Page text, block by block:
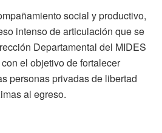
social y productivo,
intenso de articulación que se
Departamental del MIDES
el objetivo de fortalecer
personas privadas de libertad
al egreso.